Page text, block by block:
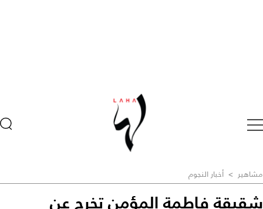
مشاهير > أخبار النجوم
شقيقة فاطمة المؤمن تخرج عن